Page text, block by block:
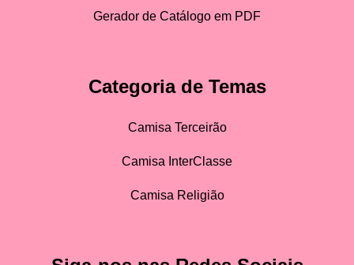
Gerador de Catálogo em PDF
Categoria de Temas
Camisa Terceirão
Camisa InterClasse
Camisa Religião